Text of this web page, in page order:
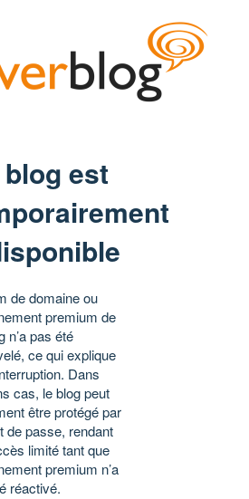
blog est
de domaine ou
premium de
n’a pas été
ce qui explique
Dans
cas, le blog peut
être protégé par
de passe, rendant
limité tant que
premium n’a
réactivé.